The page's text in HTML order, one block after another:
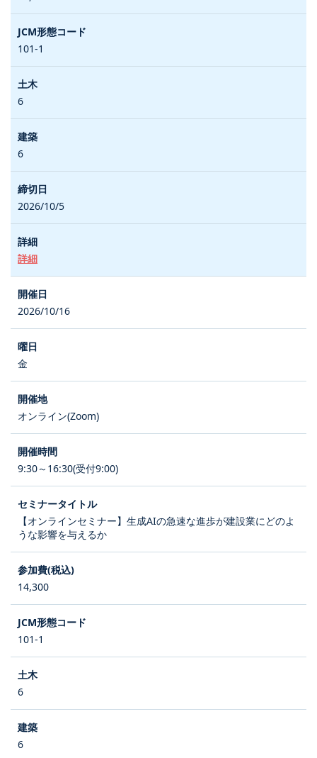
101-1
6
6
2026/10/5
詳細
2026/10/16
金
オンライン(Zoom)
9:30～16:30(受付9:00)
【オンラインセミナー】生成AIの急速な進歩が建設業にどのよ
うな影響を与えるか
14,300
101-1
6
6